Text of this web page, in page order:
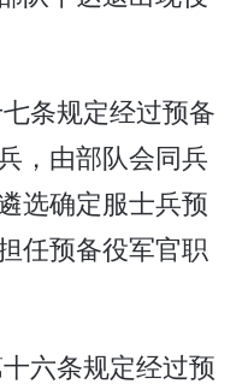
条规定经过预备
，由部队会同兵
选确定服士兵预
任预备役军官职
六条规定经过预